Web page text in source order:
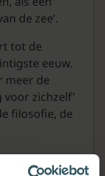
de zee’.
tot de
eeuw.
meer de
voor zichzelf’
filosofie, de